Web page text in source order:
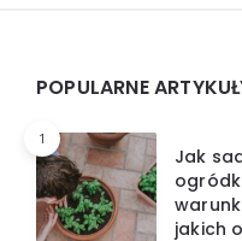
POPULARNE
1
Jak
jakich